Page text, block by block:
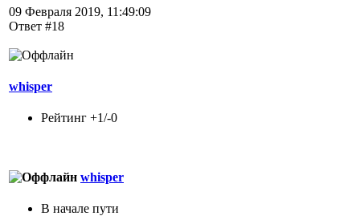
09 Февраля 2019, 11:49:09
Ответ #18
whisper
Рейтинг +1/-0
whisper
В начале пути